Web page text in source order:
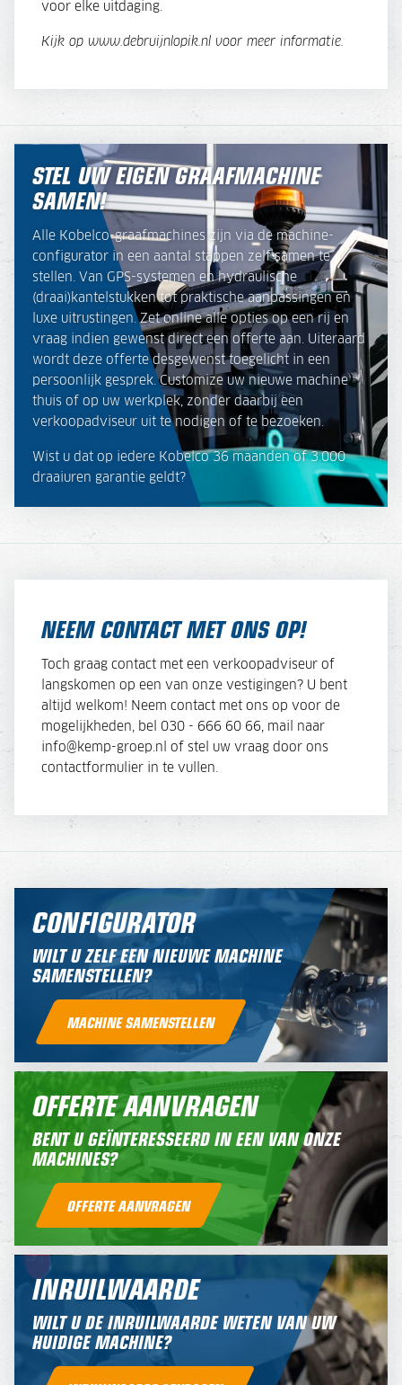
voor elke uitdaging.
Kijk op www.debruijnlopik.nl voor meer informatie.
STEL UW EIGEN GRAAFMACHINE
SAMEN!
Alle Kobelco-graafmachines zijn via de machine-
configurator in een aantal stappen zelf samen te
stellen. Van GPS-systemen en hydraulische
(draai)kantelstukken tot praktische aanpassingen en
luxe uitrustingen. Zet online alle opties op een rij en
vraag indien gewenst direct een offerte aan. Uiteraard
wordt deze offerte desgewenst toegelicht in een
persoonlijk gesprek. Customize uw nieuwe machine
thuis of op uw werkplek, zonder daarbij een
verkoopadviseur uit te nodigen of te bezoeken.
Wist u dat op iedere Kobelco 36 maanden of 3.000
draaiuren garantie geldt?
NEEM CONTACT MET ONS OP!
Toch graag contact met een verkoopadviseur of
langskomen op een van onze vestigingen? U bent
altijd welkom! Neem contact met ons op voor de
mogelijkheden, bel 030 - 666 60 66, mail naar
info@kemp-groep.nl of stel uw vraag door ons
contactformulier in te vullen.
CONFIGURATOR
WILT U ZELF EEN NIEUWE MACHINE
SAMENSTELLEN?
MACHINE SAMENSTELLEN
OFFERTE AANVRAGEN
BENT U GEÏNTERESSEERD IN EEN VAN ONZE
MACHINES?
OFFERTE AANVRAGEN
INRUILWAARDE
WILT U DE INRUILWAARDE WETEN VAN UW
HUIDIGE MACHINE?